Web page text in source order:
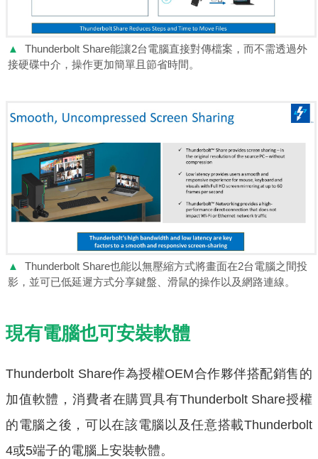
▲
Thunderbolt Share能讓2台電腦直接對傳檔案，而不需透過外
接硬碟中介，操作更加簡單且節省時間。
▲
Thunderbolt Share也能以無壓縮方式將畫面在2台電腦之間投
影，並可已低延遲方式分享鍵盤、滑鼠的操作以及網路連線。
現有電腦也可安裝軟體
Thunderbolt Share作為授權OEM合作夥伴搭配銷售的
加值軟體，消費者在購買具有Thunderbolt Share授權
的電腦之後，可以在該電腦以及任意搭載Thunderbolt
4或5端子的電腦上安裝軟體。